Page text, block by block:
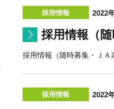
2022
採用情報（
採用情報（随時募集・ＪＡ
2022